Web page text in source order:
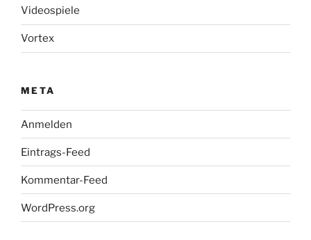
Videospiele
Vortex
META
Anmelden
Eintrags-Feed
Kommentar-Feed
WordPress.org